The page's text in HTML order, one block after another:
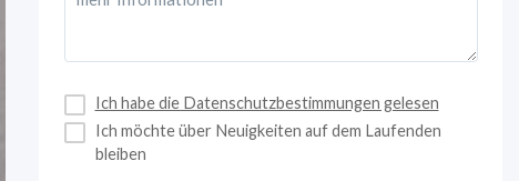
Ich habe die Datenschutzbestimmungen gelesen
Ich möchte über Neuigkeiten auf dem Laufenden
bleiben